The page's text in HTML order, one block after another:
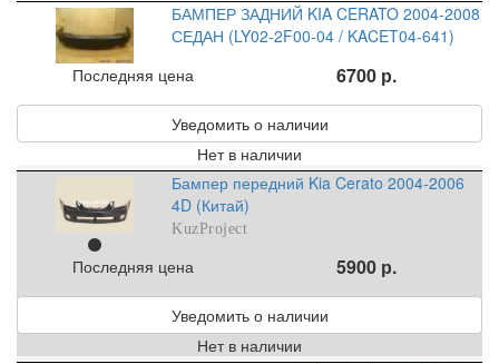
БАМПЕР ЗАДНИЙ KIA CERATO 2004-2008
СЕДАН (LY02-2F00-04 / KACET04-641)
Последняя цена
6700 р.
Уведомить о наличии
Нет в наличии
Бампер передний Kia Cerato 2004-2006
4D (Китай)
KuzProject
Последняя цена 5900 р.
Уведомить о наличии
Нет в наличии